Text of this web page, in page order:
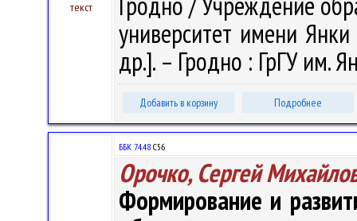
текст
университет имени
др.]. – Гродно : ГрГУ им.
Добавить в корзину Подробнее
ББК 74.48 С56
Орочко, Сергей
Формирование и